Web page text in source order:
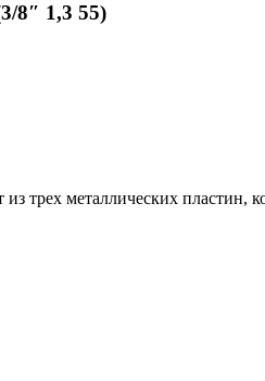
8″ 1,3 55)
трех металлических пластин,